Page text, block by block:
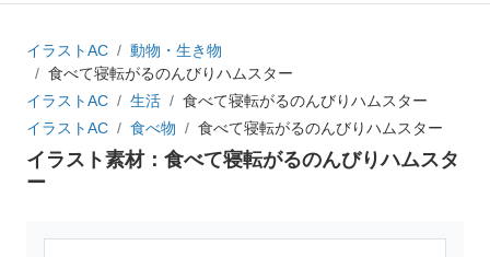
イラストAC
動物・生き物
食べて寝転がるのんびりハムスター
イラストAC
生活
食べて寝転がるのんびりハムスター
イラストAC
食べ物 食べて寝転がるのんびりハムスター
イラスト素材：食べて寝転がるのんびりハムスタ
ー